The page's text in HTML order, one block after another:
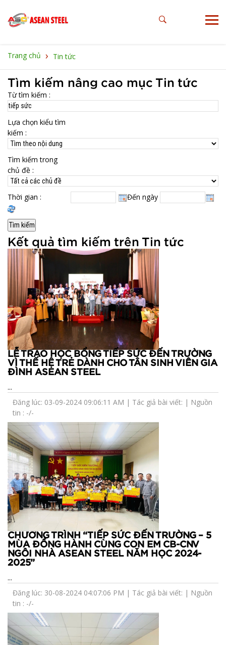
Trang chủ › Tin tức
Tìm kiếm nâng cao mục Tin tức
Từ tìm kiếm :
Lựa chọn kiểu tìm
kiếm :
Tìm kiếm trong
chủ đề :
Thời gian : Đến ngày
Kết quả tìm kiếm trên Tin tức
LỄ TRAO HỌC BỔNG TIẾP SỨC ĐẾN TRƯỜNG
VÌ THẾ HỆ TRẺ DÀNH CHO TÂN SINH VIÊN GIA
ĐÌNH ASEAN STEEL
...
Đăng lúc: 03-09-2024 09:06:11 AM | Tác giả bài viết: | Nguồn
tin : -/-
CHƯƠNG TRÌNH “TIẾP SỨC ĐẾN TRƯỜNG – 5
MÙA ĐỒNG HÀNH CÙNG CON EM CB-CNV
NGÔI NHÀ ASEAN STEEL NĂM HỌC 2024-
2025”
...
Đăng lúc: 30-08-2024 04:07:06 PM | Tác giả bài viết: | Nguồn
tin : -/-